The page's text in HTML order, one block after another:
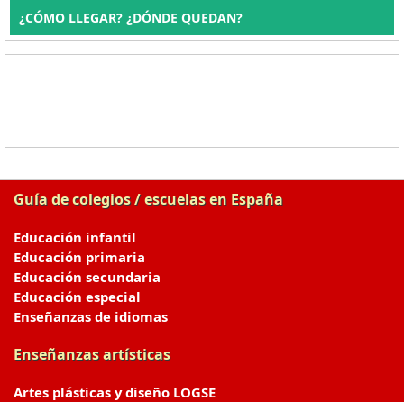
¿CÓMO LLEGAR? ¿DÓNDE QUEDAN?
Guía de colegios / escuelas en España
Educación infantil
Educación primaria
Educación secundaria
Educación especial
Enseñanzas de idiomas
Enseñanzas artísticas
Artes plásticas y diseño LOGSE